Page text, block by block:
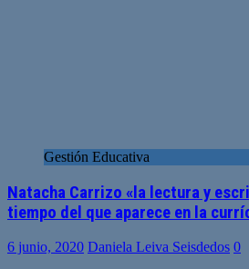
Gestión Educativa
Natacha Carrizo «la lectura y
tiempo del que aparece en la
6 junio, 2020 Daniela Leiva Seisdedos 0